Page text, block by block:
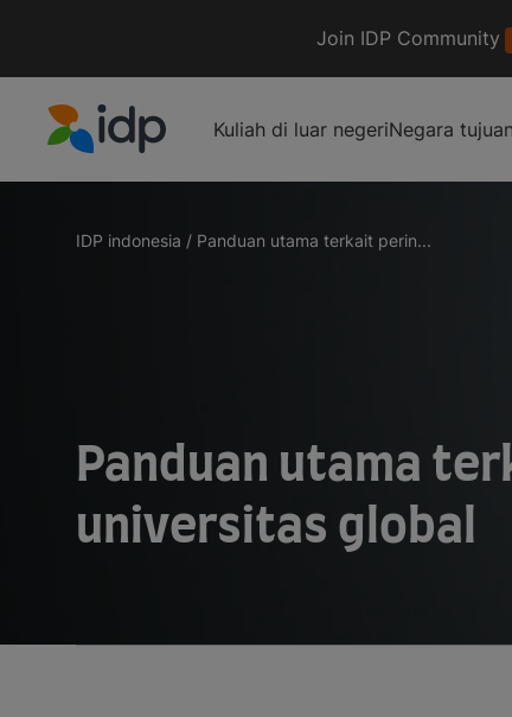
Join IDP Community
Kuliah di luar negeriNegara tujuan
IDP indonesia / Panduan utama terkait perin...
Panduan utama
universitas global